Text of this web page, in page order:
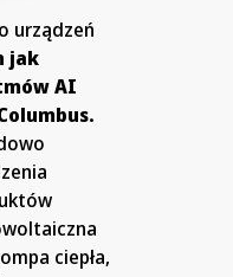
urządzeń
jak
AI
ciepła,